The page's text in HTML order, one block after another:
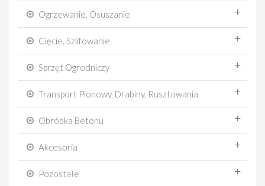
Ogrzewanie, Osuszanie
Cięcie, Szlifowanie
Sprzęt Ogrodniczy
Transport Pionowy, Drabiny, Rusztowania
Obróbka Betonu
Akcesoria
Pozostałe